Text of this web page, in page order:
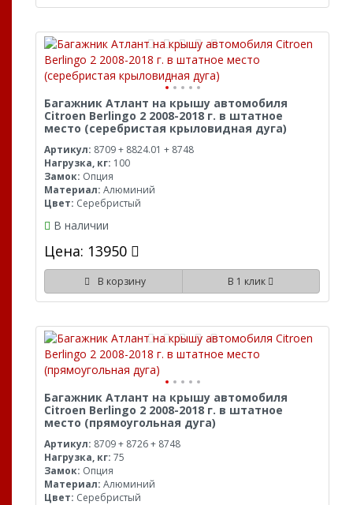
Багажник Атлант на крышу автомобиля
Citroen Berlingo 2 2008-2018 г. в штатное
место (серебристая крыловидная дуга)
Артикул: 8709 + 8824.01 + 8748
Нагрузка, кг: 100
Замок: Опция
Материал: Алюминий
Цвет: Серебристый
В наличии
Цена: 13950
В корзину В 1 клик
Багажник Атлант на крышу автомобиля
Citroen Berlingo 2 2008-2018 г. в штатное
место (прямоугольная дуга)
Артикул: 8709 + 8726 + 8748
Нагрузка, кг: 75
Замок: Опция
Материал: Алюминий
Цвет: Серебристый